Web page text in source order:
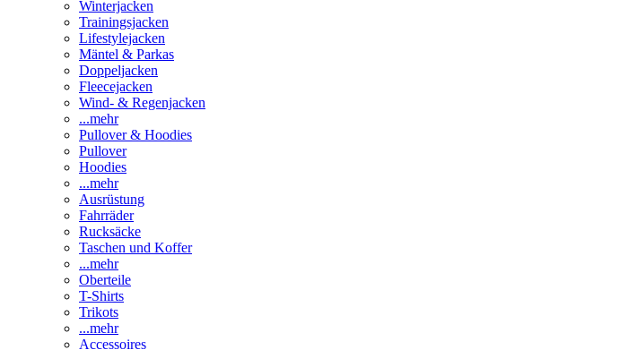
Winterjacken
Trainingsjacken
Lifestylejacken
Mäntel & Parkas
Doppeljacken
Fleecejacken
Wind- & Regenjacken
...mehr
Pullover & Hoodies
Pullover
Hoodies
...mehr
Ausrüstung
Fahrräder
Rucksäcke
Taschen und Koffer
...mehr
Oberteile
T-Shirts
Trikots
...mehr
Accessoires